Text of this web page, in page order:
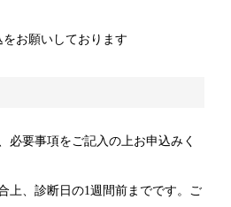
お願いしております
必要事項をご記入の上お申込みく
上、診断日の1週間前までです。ご